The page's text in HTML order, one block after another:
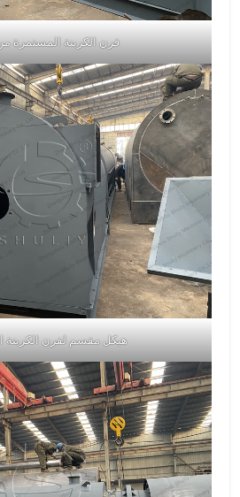
فرن الكربنة المستمرة
هيكل مقسم لفرن الكربنة